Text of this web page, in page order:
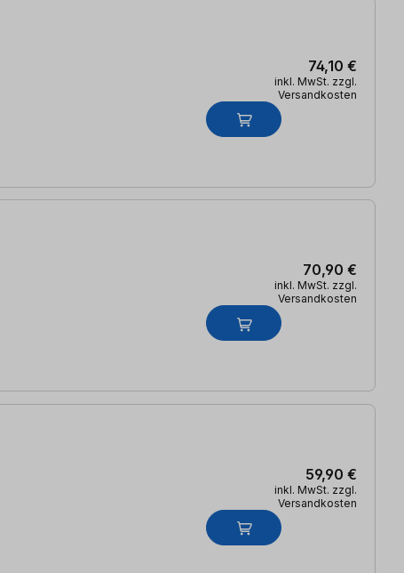
74,10 €
inkl. MwSt. zzgl.
Versandkosten
70,90 €
inkl. MwSt. zzgl.
Versandkosten
59,90 €
inkl. MwSt. zzgl.
Versandkosten